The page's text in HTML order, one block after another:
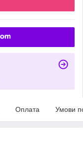
Оплата Умови